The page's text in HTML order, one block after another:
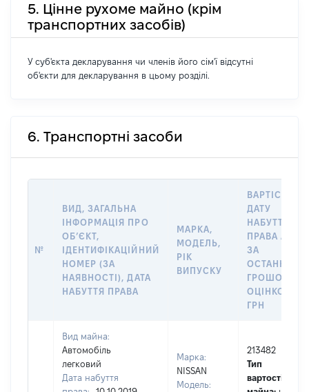
5. Цінне рухоме майно (крім
транспортних засобів)
У суб'єкта декларування чи членів його сім'ї відсутні
об'єкти для декларування в цьому розділі.
6. Транспортні засоби
№
ВИД, ЗАГАЛЬНА
ІНФОРМАЦІЯ ПРО
ОБʼЄКТ,
ІДЕНТИФІКАЦІЙНИЙ
НОМЕР (ЗА
НАЯВНОСТІ), ДАТА
НАБУТТЯ ПРАВА
МАРКА,
МОДЕЛЬ,
РІК
ВИПУСКУ
ВАРТІСТЬ НА
ДАТУ
НАБУТТЯ
ПРАВА АБО
ЗА
ГРОШОВОЮ
ОЦІНКОЮ,
ГРН
Вид майна:
Автомобіль
легковий
Дата набуття
Марка:
NISSAN
Модель:
213482
Тип
вартості